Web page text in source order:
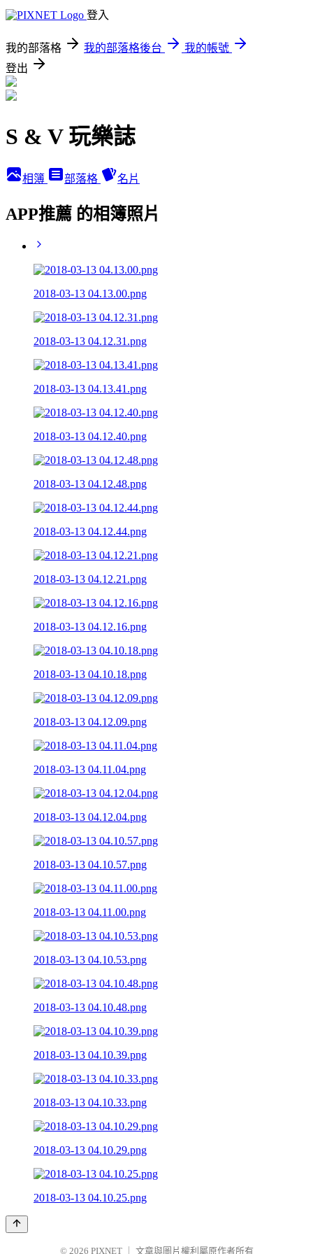
登入
我的部落格 我的部落格後台
我的帳號
登出
S & V 玩樂誌
相簿 部落格 名片
APP推薦 的相簿照片
2018-03-13 04.13.00.png
2018-03-13 04.12.31.png
2018-03-13 04.13.41.png
2018-03-13 04.12.40.png
2018-03-13 04.12.48.png
2018-03-13 04.12.44.png
2018-03-13 04.12.21.png
2018-03-13 04.12.16.png
2018-03-13 04.10.18.png
2018-03-13 04.12.09.png
2018-03-13 04.11.04.png
2018-03-13 04.12.04.png
2018-03-13 04.10.57.png
2018-03-13 04.11.00.png
2018-03-13 04.10.53.png
2018-03-13 04.10.48.png
2018-03-13 04.10.39.png
2018-03-13 04.10.33.png
2018-03-13 04.10.29.png
2018-03-13 04.10.25.png
© 2026 PIXNET 文章與圖片權利屬原作者所有